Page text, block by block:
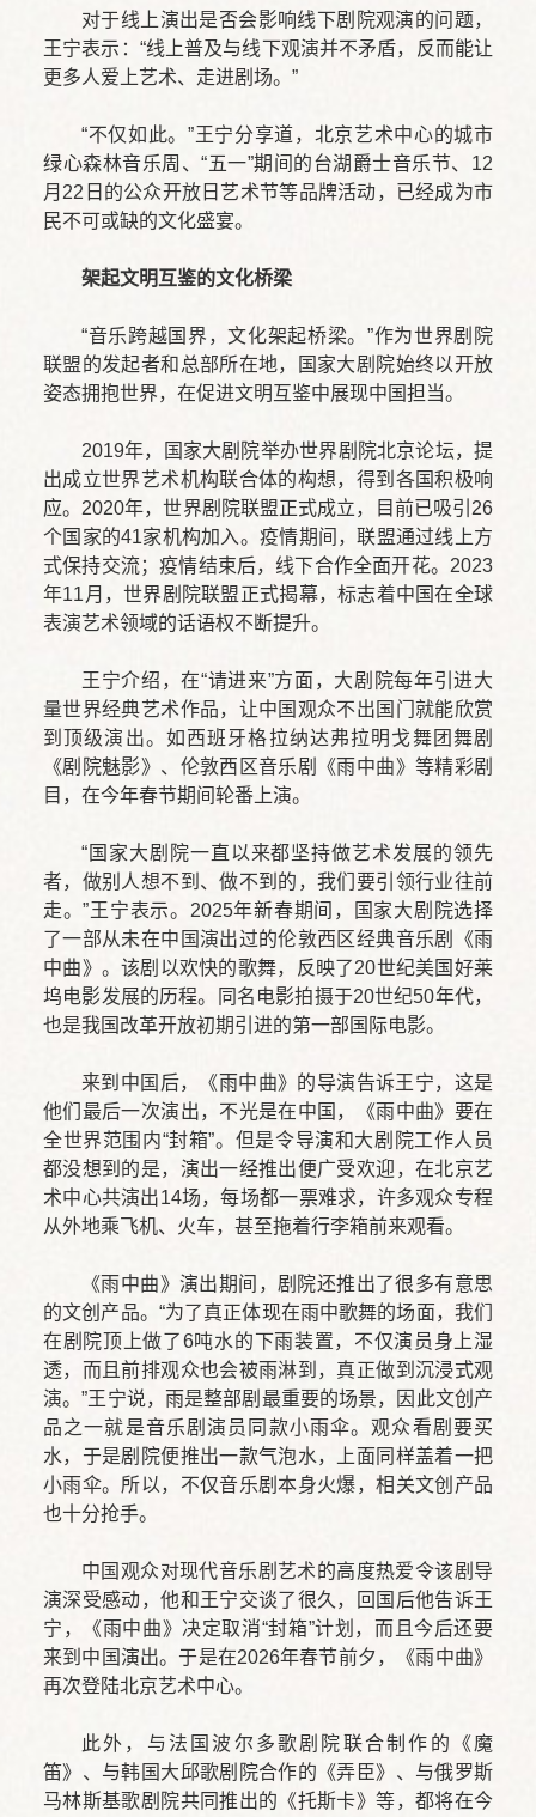
对于线上演出是否会影响线下剧院观演的问题，
王宁表示：“线上普及与线下观演并不矛盾，反而能让
更多人爱上艺术、走进剧场。”
“不仅如此。”王宁分享道，北京艺术中心的城市
绿心森林音乐周、“五一”期间的台湖爵士音乐节、12
月22日的公众开放日艺术节等品牌活动，已经成为市
民不可或缺的文化盛宴。
架起文明互鉴的文化桥梁
“音乐跨越国界，文化架起桥梁。”作为世界剧院
联盟的发起者和总部所在地，国家大剧院始终以开放
姿态拥抱世界，在促进文明互鉴中展现中国担当。
2019年，国家大剧院举办世界剧院北京论坛，提
出成立世界艺术机构联合体的构想，得到各国积极响
应。2020年，世界剧院联盟正式成立，目前已吸引26
个国家的41家机构加入。疫情期间，联盟通过线上方
式保持交流；疫情结束后，线下合作全面开花。2023
年11月，世界剧院联盟正式揭幕，标志着中国在全球
表演艺术领域的话语权不断提升。
王宁介绍，在“请进来”方面，大剧院每年引进大
量世界经典艺术作品，让中国观众不出国门就能欣赏
到顶级演出。如西班牙格拉纳达弗拉明戈舞团舞剧
《剧院魅影》、伦敦西区音乐剧《雨中曲》等精彩剧
目，在今年春节期间轮番上演。
“国家大剧院一直以来都坚持做艺术发展的领先
者，做别人想不到、做不到的，我们要引领行业往前
走。”王宁表示。2025年新春期间，国家大剧院选择
了一部从未在中国演出过的伦敦西区经典音乐剧《雨
中曲》。该剧以欢快的歌舞，反映了20世纪美国好莱
坞电影发展的历程。同名电影拍摄于20世纪50年代，
也是我国改革开放初期引进的第一部国际电影。
来到中国后，《雨中曲》的导演告诉王宁，这是
他们最后一次演出，不光是在中国，《雨中曲》要在
全世界范围内“封箱”。但是令导演和大剧院工作人员
都没想到的是，演出一经推出便广受欢迎，在北京艺
术中心共演出14场，每场都一票难求，许多观众专程
从外地乘飞机、火车，甚至拖着行李箱前来观看。
《雨中曲》演出期间，剧院还推出了很多有意思
的文创产品。“为了真正体现在雨中歌舞的场面，我们
在剧院顶上做了6吨水的下雨装置，不仅演员身上湿
透，而且前排观众也会被雨淋到，真正做到沉浸式观
演。”王宁说，雨是整部剧最重要的场景，因此文创产
品之一就是音乐剧演员同款小雨伞。观众看剧要买
水，于是剧院便推出一款气泡水，上面同样盖着一把
小雨伞。所以，不仅音乐剧本身火爆，相关文创产品
也十分抢手。
中国观众对现代音乐剧艺术的高度热爱令该剧导
演深受感动，他和王宁交谈了很久，回国后他告诉王
宁，《雨中曲》决定取消“封箱”计划，而且今后还要
来到中国演出。于是在2026年春节前夕，《雨中曲》
再次登陆北京艺术中心。
此外，与法国波尔多歌剧院联合制作的《魔
笛》、与韩国大邱歌剧院合作的《弄臣》、与俄罗斯
马林斯基歌剧院共同推出的《托斯卡》等，都将在今